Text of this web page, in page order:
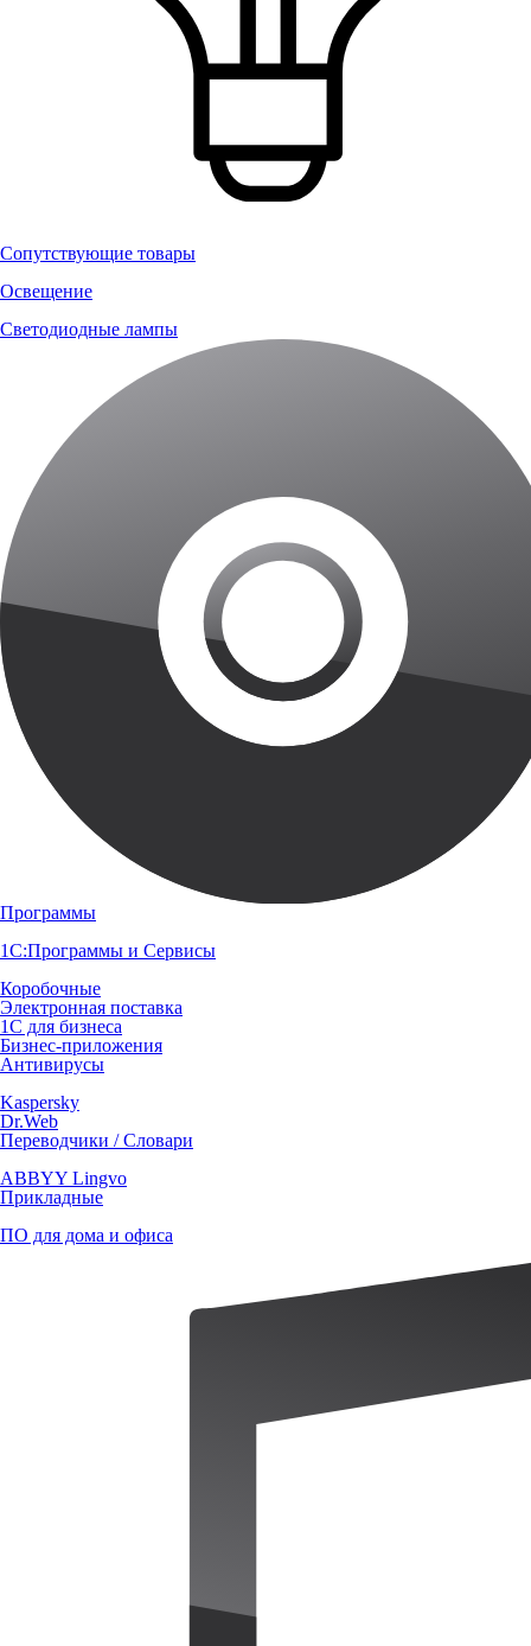
Сопутствующие товары
Освещение
Светодиодные лампы
Программы
1С:Программы и Сервисы
Коробочные
Электронная поставка
1С для бизнеса
Бизнес-приложения
Антивирусы
Kaspersky
Dr.Web
Переводчики / Словари
ABBYY Lingvo
Прикладные
ПО для дома и офиса